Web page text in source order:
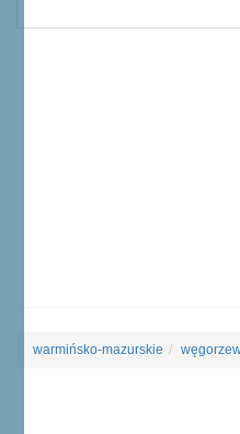
warmińsko-mazurskie